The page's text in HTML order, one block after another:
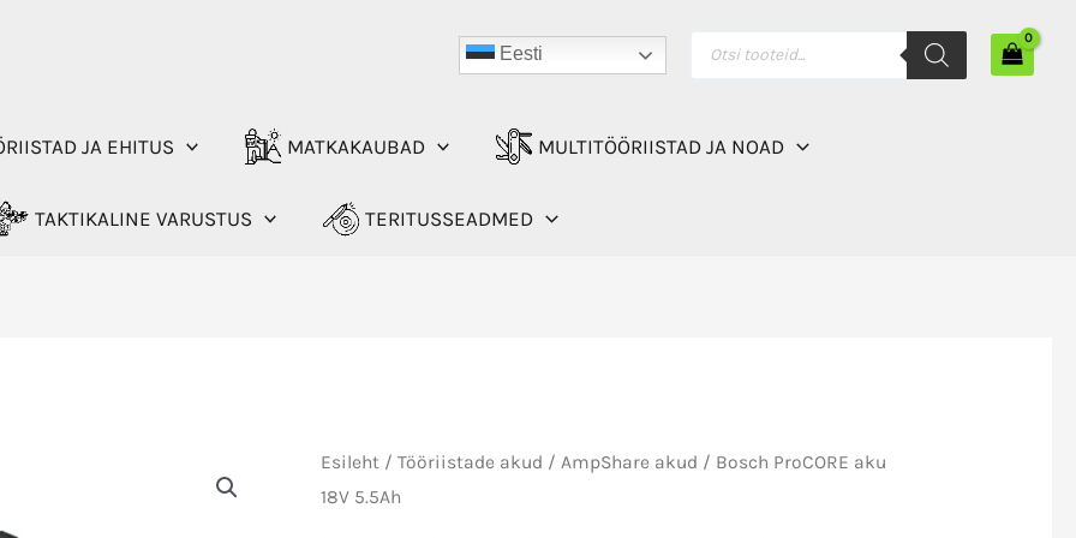
Eesti
search
JA EHITUS MATKAKAUBAD MULTITÖÖRIISTAD JA NOAD
TAKTIKALINE VARUSTUS TERITUSSEADMED
Esileht /Tööriistade akud /AmpShare akud / Bosch ProCORE aku
18V 5.5Ah
kogus